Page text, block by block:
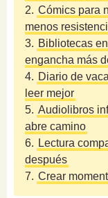
2. Cómics para
menos
3. Bibliotecas
engancha más
4. Diario de
leer mejor
5. Audiolibros
abre camino
6. Lectura
después
7. Crear